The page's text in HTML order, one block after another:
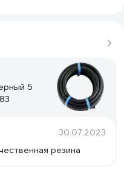
5
30.07.2023
резина